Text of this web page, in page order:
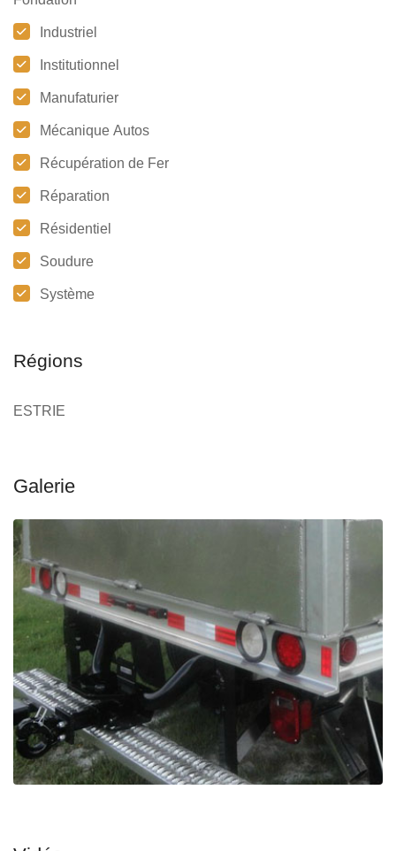
Industriel
Institutionnel
Manufaturier
Mécanique Autos
Récupération de Fer
Réparation
Résidentiel
Soudure
Système
Régions
ESTRIE